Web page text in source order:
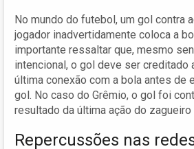
No mundo do futebol, um gol contra
jogador inadvertidamente coloca a
importante ressaltar que, mesmo
intencional, o gol deve ser creditado
última conexão com a bola antes de
gol. No caso do Grêmio, o gol foi
resultado da última ação do zagueiro
Repercussões nas